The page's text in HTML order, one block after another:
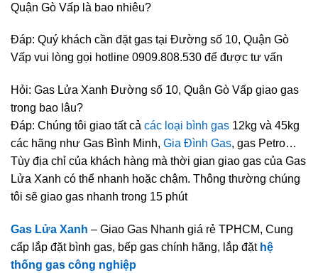
Quận Gò Vấp là bao nhiêu?
Đáp: Quý khách cần đặt gas tại Đường số 10, Quận Gò
Vấp vui lòng gọi hotline 0909.808.530 để được tư vấn
Hỏi: Gas Lửa Xanh Đường số 10, Quận Gò Vấp giao gas
trong bao lâu?
Đáp: Chúng tôi giao tất cả các loại bình gas 12kg và 45kg
các hãng như Gas Bình Minh, Gia Đình Gas, gas Petro…
Tùy địa chỉ của khách hàng mà thời gian giao gas của Gas
Lửa Xanh có thể nhanh hoặc chậm. Thông thường chúng
tôi sẽ giao gas nhanh trong 15 phút
Gas Lửa Xanh – Giao Gas Nhanh giá rẻ TPHCM, Cung
cấp lắp đặt bình gas, bếp gas chính hãng, lắp đặt hệ
thống gas công nghiệp